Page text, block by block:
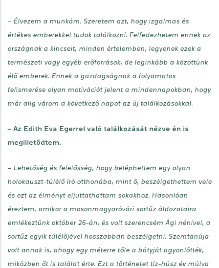
– Élvezem a munkám. Szeretem azt, hogy izgalmas és
értékes emberekkel tudok találkozni. Felfedezhetem ennek az
országnak a kincseit, minden értelemben, legyenek ezek a
természeti vagy egyéb erőforrások, de leginkább a közöttünk
élő emberek. Ennek a gazdagságnak a folyamatos
felismerése olyan motivációt jelent a mindennapokban, hogy
már alig várom a következő napot az új találkozásokkal.
– Az Edith Eva Egerrel való találkozását nézve én is
megilletődtem.
– Lehetőség és felelősség, hogy beléphettem egy olyan
holokauszt-túlélő író otthonába, mint ő, beszélgethettem vele
és ezt az élményt eljuttathattam sokakhoz. Hasonlóan
éreztem, amikor a mosonmagyaróvári sortűz áldozataira
emlékeztünk október 26-án, és volt szerencsém Ági nénivel, a
sortűz egyik túlélőjével hosszabban beszélgetni. Szemtanúja
volt annak is, ahogy egy méterre tőle a bátyját agyonlőtték,
miközben őt is találat érte. Ezt a történetet tíz-húsz év múlva